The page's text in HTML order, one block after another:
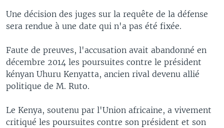
Une décision des juges sur la requête de la défense
sera rendue à une date qui n'a pas été fixée.
Faute de preuves, l'accusation avait abandonné en
décembre 2014 les poursuites contre le président
kényan Uhuru Kenyatta, ancien rival devenu allié
politique de M. Ruto.
Le Kenya, soutenu par l'Union africaine, a vivement
critiqué les poursuites contre son président et son